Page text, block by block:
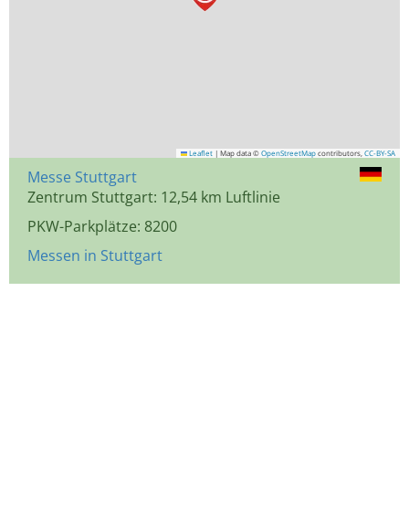
Leaflet | Map data © OpenStreetMap contributors, CC-BY-SA
Messe Stuttgart
Zentrum Stuttgart: 12,54 km Luftlinie
PKW-Parkplätze: 8200
Messen in Stuttgart